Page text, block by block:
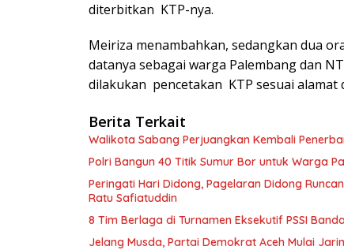
diterbitkan KTP-nya.
Meiriza menambahkan, sedangkan dua
datanya sebagai warga Palembang dan
dilakukan pencetakan KTP sesuai alamat
Berita Terkait
Walikota Sabang Perjuangkan Kembali
Polri Bangun 40 Titik Sumur Bor untuk Warga
Peringati Hari Didong, Pagelaran Didong
Ratu Safiatuddin
8 Tim Berlaga di Turnamen Eksekutif PSSI
Jelang Musda, Partai Demokrat Aceh Mulai